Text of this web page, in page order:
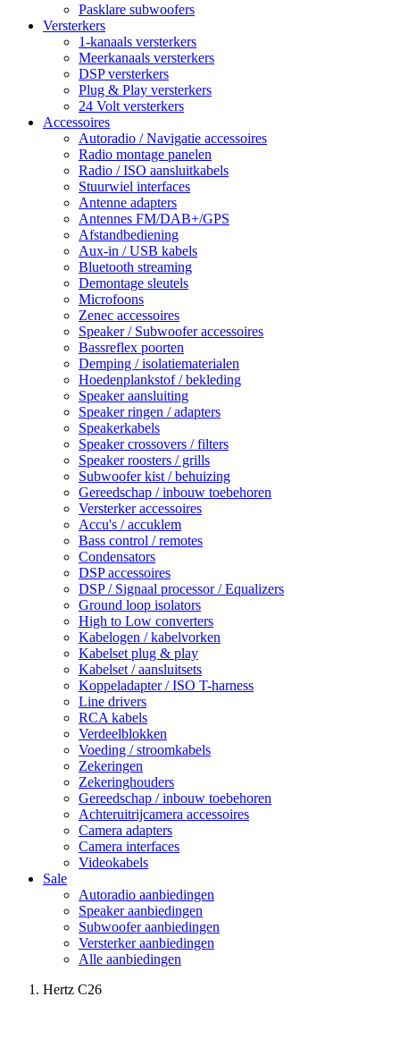
Pasklare subwoofers
Versterkers
1-kanaals versterkers
Meerkanaals versterkers
DSP versterkers
Plug & Play versterkers
24 Volt versterkers
Accessoires
Autoradio / Navigatie accessoires
Radio montage panelen
Radio / ISO aansluitkabels
Stuurwiel interfaces
Antenne adapters
Antennes FM/DAB+/GPS
Afstandbediening
Aux-in / USB kabels
Bluetooth streaming
Demontage sleutels
Microfoons
Zenec accessoires
Speaker / Subwoofer accessoires
Bassreflex poorten
Demping / isolatiematerialen
Hoedenplankstof / bekleding
Speaker aansluiting
Speaker ringen / adapters
Speakerkabels
Speaker crossovers / filters
Speaker roosters / grills
Subwoofer kist / behuizing
Gereedschap / inbouw toebehoren
Versterker accessoires
Accu's / accuklem
Bass control / remotes
Condensators
DSP accessoires
DSP / Signaal processor / Equalizers
Ground loop isolators
High to Low converters
Kabelogen / kabelvorken
Kabelset plug & play
Kabelset / aansluitsets
Koppeladapter / ISO T-harness
Line drivers
RCA kabels
Verdeelblokken
Voeding / stroomkabels
Zekeringen
Zekeringhouders
Gereedschap / inbouw toebehoren
Achteruitrijcamera accessoires
Camera adapters
Camera interfaces
Videokabels
Sale
Autoradio aanbiedingen
Speaker aanbiedingen
Subwoofer aanbiedingen
Versterker aanbiedingen
Alle aanbiedingen
Hertz C26